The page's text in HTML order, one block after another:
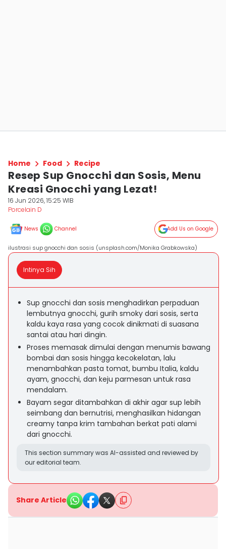
Home Food Recipe
Resep Sup Gnocchi dan Sosis, Menu
Kreasi Gnocchi yang Lezat!
16 Jun 2026, 15:25 WIB
Porcelain D
News Channel Add Us on Google
ilustrasi sup gnocchi dan sosis (unsplash.com/Monika Grabkowska)
Intinya Sih
Sup gnocchi dan sosis menghadirkan perpaduan
lembutnya gnocchi, gurih smoky dari sosis, serta
kaldu kaya rasa yang cocok dinikmati di suasana
santai atau hari dingin.
Proses memasak dimulai dengan menumis bawang
bombai dan sosis hingga kecokelatan, lalu
menambahkan pasta tomat, bumbu Italia, kaldu
ayam, gnocchi, dan keju parmesan untuk rasa
mendalam.
Bayam segar ditambahkan di akhir agar sup lebih
seimbang dan bernutrisi, menghasilkan hidangan
creamy tanpa krim tambahan berkat pati alami
dari gnocchi.
This section summary was AI-assisted and reviewed by
our editorial team.
Share Article